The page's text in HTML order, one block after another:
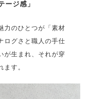
ージ感」
力のひとつが「素材
ログさと職人の手仕
が生まれ、それが穿
す。